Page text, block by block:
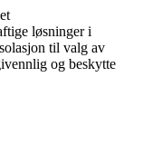
løsninger i
til valg av
og beskytte